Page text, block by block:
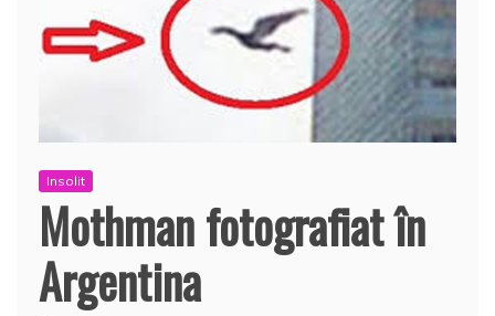
Insolit
Mothman fotografiat în
Argentina